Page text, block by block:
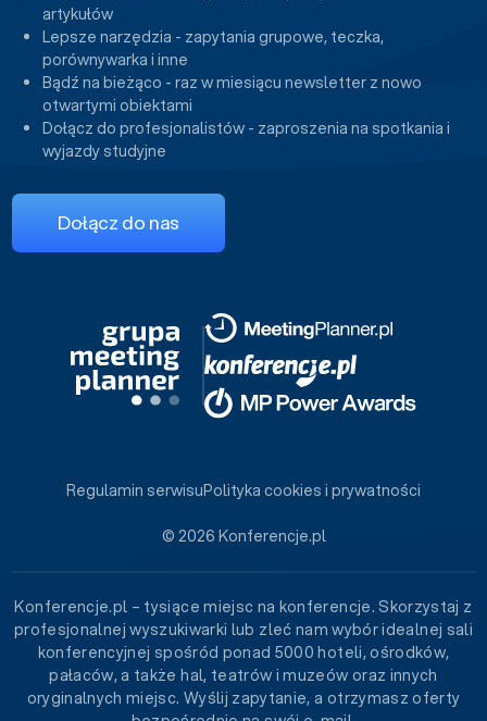
artykułów
Lepsze narzędzia - zapytania grupowe, teczka,
porównywarka i inne
Bądź na bieżąco - raz w miesiącu newsletter z nowo
otwartymi obiektami
Dołącz do profesjonalistów - zaproszenia na spotkania i
wyjazdy studyjne
Dołącz do nas
© 2026 Konferencje.pl
Regulamin serwisuPolityka cookies i prywatności
Konferencje.pl – tysiące miejsc na konferencje. Skorzystaj z
profesjonalnej wyszukiwarki lub zleć nam wybór idealnej sali
konferencyjnej spośród ponad 5000 hoteli, ośrodków,
pałaców, a także hal, teatrów i muzeów oraz innych
oryginalnych miejsc. Wyślij zapytanie, a otrzymasz oferty